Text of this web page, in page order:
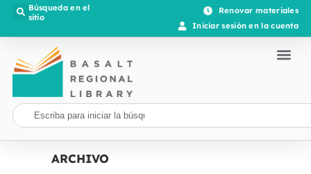
Búsqueda en el
sitio
Renovar materiales
Iniciar sesión en la cuenta
ARCHIVO